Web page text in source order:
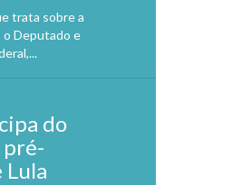
trata sobre a
o Deputado e
do
pré-
Lula